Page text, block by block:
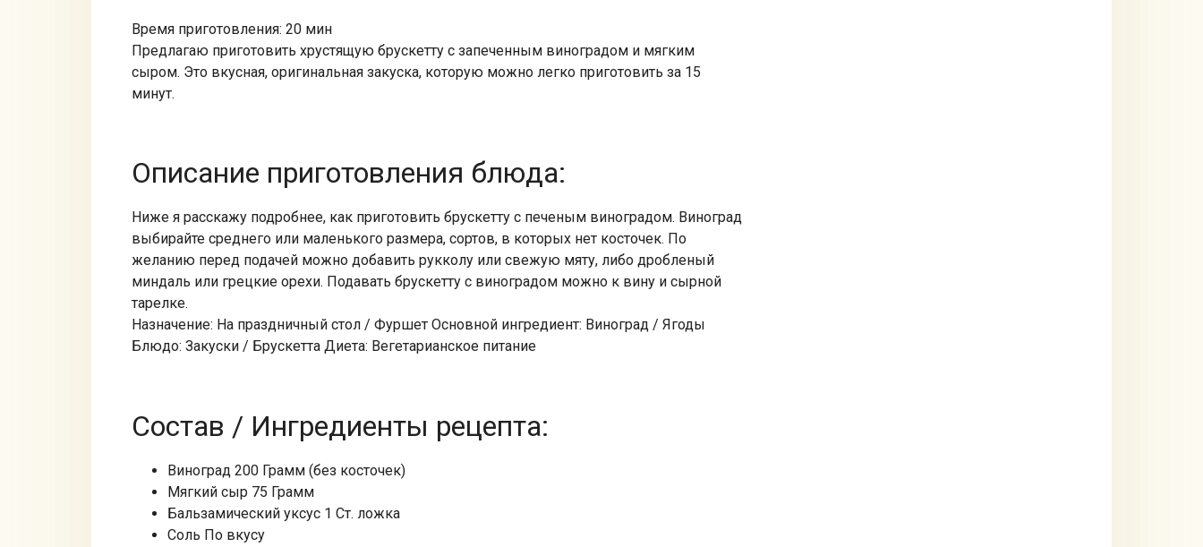
Время приготовления: 20 мин
Предлагаю приготовить хрустящую брускетту с запеченным виноградом и мягким
сыром. Это вкусная, оригинальная закуска, которую можно легко приготовить за 15
минут.
Описание приготовления блюда:
Ниже я расскажу подробнее, как приготовить брускетту с печеным виноградом. Виноград
выбирайте среднего или маленького размера, сортов, в которых нет косточек. По
желанию перед подачей можно добавить рукколу или свежую мяту, либо дробленый
миндаль или грецкие орехи. Подавать брускетту с виноградом можно к вину и сырной
тарелке.
Назначение: На праздничный стол / Фуршет Основной ингредиент: Виноград / Ягоды
Блюдо: Закуски / Брускетта Диета: Вегетарианское питание
Состав / Ингредиенты рецепта:
Виноград 200 Грамм (без косточек)
Мягкий сыр 75 Грамм
Бальзамический уксус 1 Ст. ложка
Соль По вкусу